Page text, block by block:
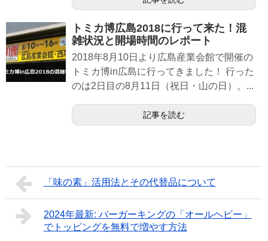
トミカ博広島2018に行って来た！混
雑状況と開場時間のレポート
2018年8月10日より広島産業会館で開催の
トミカ博in広島に行ってきました！ 行った
のは2日目の8月11日（祝日・山の日）。...
記事を読む
「味の素」活用法とその代替品について
2024年最新: バーガーキングの「オールヘビー」
でトッピングを無料で増やす方法